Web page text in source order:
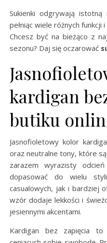
Sukienki odgrywają
pełniąc wiele różnych
Chcesz być na bieżąco z
sezonu? Daj się oczarować
kardigan
butiku
Jasnofioletowy kolor
oraz neutralne tony, które
zarazem wyrazisty
dopasować do wielu
casualowych, jak i bardziej
wzór dodaje lekkości i
jesiennymi akcentami.
Kardigan bez zapięcia